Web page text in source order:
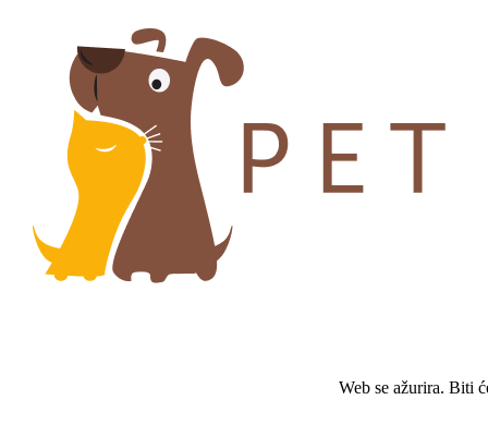
Web se ažurira. Biti